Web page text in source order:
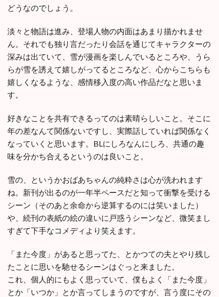
どうなのでしょう。
淡々と物語は進み、登場人物の内面はあまり描かれませ
ん。それでも独り言だったり会話を通じてキャラクターの
深みは出ていて、雪が漫画を楽しんでいるところや、うら
らが雪を誘えて嬉しがってるところなど、心からこちらも
嬉しくなるような、感情移入度の高い作品だなと思いま
す。
好きなことを共有できるってのは素晴らしいこと。そこに
年の差なんて関係ないですし、実際話していれば関係なく
なっていくと思います。BLにしろなんにしろ、共通の趣
味を分かち合えるというのは良いこと。
雪の、というかおばあちゃんの純粋さは心が洗われます
ね。新刊が出るのが一年半ペースだと知って衝撃を受ける
シーン（そのあと余命から逆算するのには笑いました）
や、続刊の表紙の絵の違いに戸惑うシーンなど、微笑まし
すぎて下手なコメディより笑えます。
「また今度」があると思ってた、とかつての夫とやり残し
たことに思いを馳せるシーンはぐっと来ました。
これ、個人的にもよく思っていて、僕もよく「また今度」
とか「いつか」とか言ってしまうのですが、言う度にその